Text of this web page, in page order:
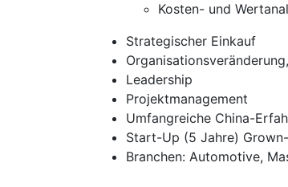
Kosten- und
Strategischer Einkauf
Leadership
Projektmanagement
Umfangreiche China-
Start-Up (5 Jahre)
Branchen: Automotive,